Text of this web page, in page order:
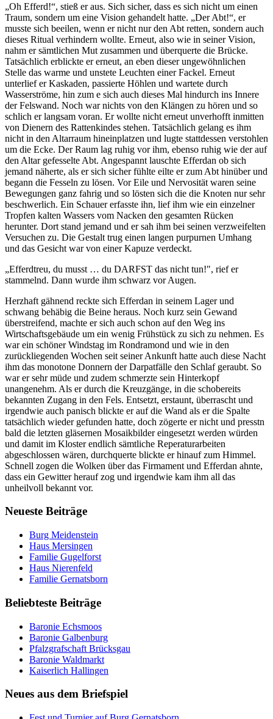
„Oh Efferd!“, stieß er aus. Sich sicher, dass es sich nicht um einen
Traum, sondern um eine Vision gehandelt hatte. „Der Abt!“, er
musste sich beeilen, wenn er nicht nur den Abt retten, sondern auch
dieses Ritual verhindern wollte. Erneut, also wie in seiner Vision,
nahm er sämtlichen Mut zusammen und überquerte die Brücke.
Tatsächlich erblickte er erneut, an eben dieser ungewöhnlichen
Stelle das warme und unstete Leuchten einer Fackel. Erneut
unterlief er Kaskaden, passierte Höhlen und wartete durch
Wasserströme, hin zum e sich auch dieses Mal hindurch ins Innere
der Felswand. Noch war nichts von den Klängen zu hören und so
schlich er langsam voran. Er wollte nicht erneut unverhofft inmitten
von Dienern des Rattenkindes stehen. Tatsächlich gelang es ihm
nicht in den Altarraum hineinplatzen und lugte stattdessen verstohlen
um die Ecke. Der Raum lag ruhig vor ihm, ebenso ruhig wie der auf
den Altar gefesselte Abt. Angespannt lauschte Efferdan ob sich
jemand näherte, als er sich sicher fühlte eilte er zum Abt hinüber und
begann die Fesseln zu lösen. Vor Eile und Nervosität waren seine
Bewegungen ganz fahrig und so lösten sich die die Knoten nur sehr
beschwerlich. Ein Schauer erfasste ihn, lief ihm wie ein einzelner
Tropfen kalten Wassers vom Nacken den gesamten Rücken
herunter. Dort stand jemand und er sah ihm bei seinen verzweifelten
Versuchen zu. Die Gestalt trug einen langen purpurnen Umhang
und das Gesicht war von einer Kapuze verdeckt.
„Efferdtreu, du musst … du DARFST das nicht tun!", rief er
stammelnd. Dann wurde ihm schwarz vor Augen.
Herzhaft gähnend reckte sich Efferdan in seinem Lager und
schwang behäbig die Beine heraus. Noch kurz sein Gewand
überstreifend, machte er sich auch schon auf den Weg ins
Wirtschaftsgebäude um ein wenig Frühstück zu sich zu nehmen. Es
war ein schöner Windstag im Rondramond und wie in den
zurückliegenden Wochen seit seiner Ankunft hatte auch diese Nacht
ihm das monotone Donnern der Darpatfälle den Schlaf geraubt. So
war er sehr müde und zudem schmerzte sein Hinterkopf
unangenehm. Als er durch die Kreuzgänge, in die schobereits
bekannten Zugang in den Fels. Entsetzt, erstaunt, überrascht und
irgendwie auch panisch blickte er auf die Wand als er die Spalte
tatsächlich wieder gefunden hatte, doch zögerte er nicht und presstn
bald die letzten gläsernen Mosaikbilder eingesetzt werden würden
und damit im Kloster endlich sämtliche Reperaturarbeiten
abgeschlossen wären, durchquerte blickte er hinauf zum Himmel.
Schnell zogen die Wolken über das Firmament und Efferdan ahnte,
dass ein Gewitter herauf zog und irgendwie kam ihm all das
unheilvoll bekannt vor.
Neueste Beiträge
Burg Meidenstein
Haus Mersingen
Familie Gugelforst
Haus Nierenfeld
Familie Gernatsborn
Beliebteste Beiträge
Baronie Echsmoos
Baronie Galbenburg
Pfalzgrafschaft Brücksgau
Baronie Waldmarkt
Kaiserlich Hallingen
Neues aus dem Briefspiel